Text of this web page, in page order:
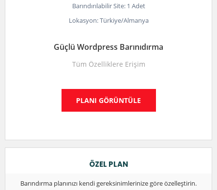
Barındırılabilir Site: 1 Adet
Lokasyon: Türkiye/Almanya
Güçlü Wordpress Barınıdırma
Tüm Özelliklere Erişim
PLANI GÖRÜNTÜLE
ÖZEL PLAN
Barındırma planınızı kendi gereksinimlerinize göre özelleştirin.